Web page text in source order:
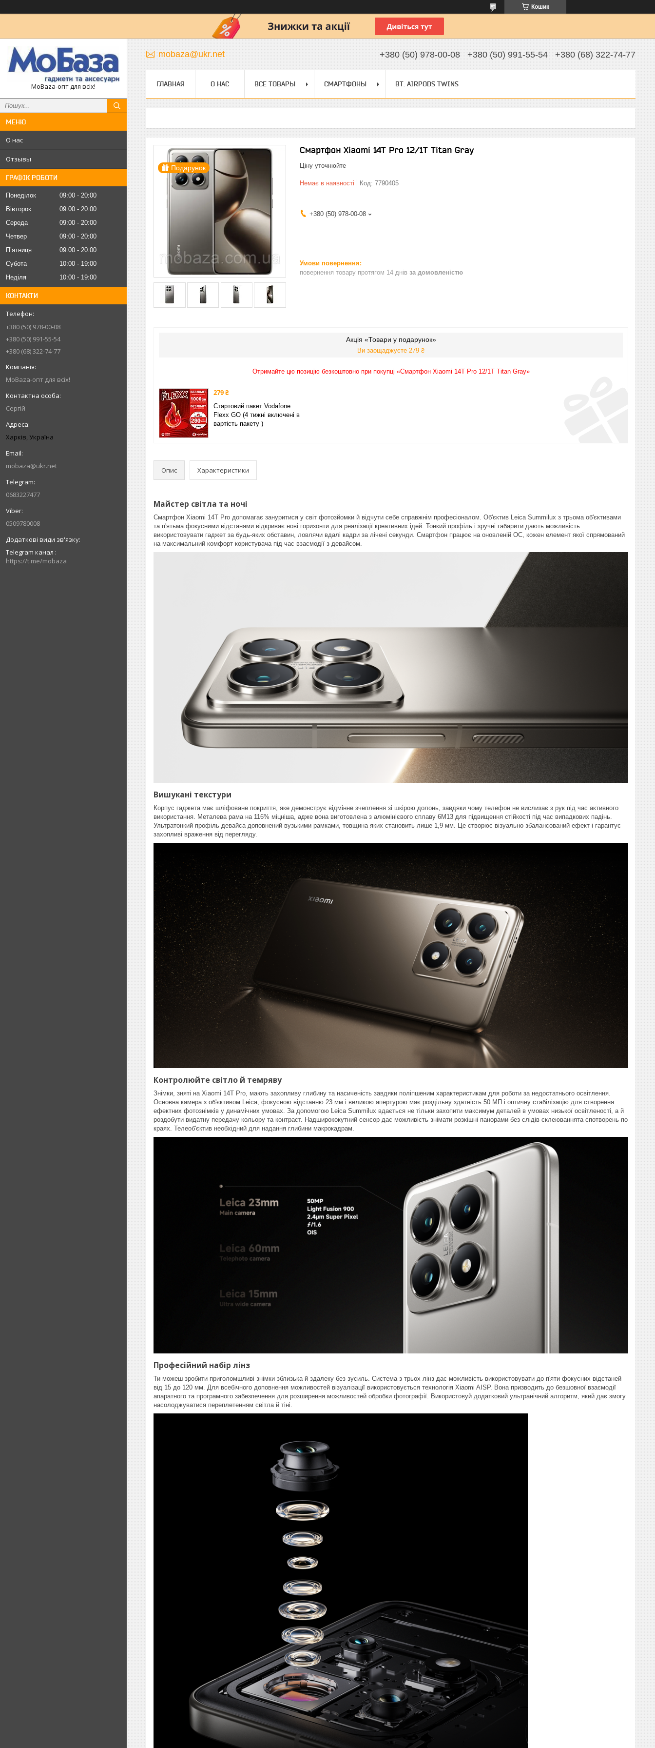
Кошик
MoBaza-опт для всіх!
О нас
Отзывы
ГРАФІК РОБОТИ
Понеділок 09:00
20:00
Вівторок
09:00
20:00
Середа
09:00
20:00
Четвер
09:00
20:00
Пʼятниця
09:00
20:00
Субота
10:00
19:00
Неділя
10:00 19:00
КОНТАКТИ
+380 (50) 978-00-08
+380 (50) 991-55-54
+380 (68) 322-74-77
MoBaza-опт для всіх!
Сергій
Харків, Україна
mobaza@ukr.net
0683227477
0509780008
Telegram канал
https://t.me/mobaza
mobaza@ukr.net +380 (50) 978-00-08 +380 (50) 991-55-54 +380 (68) 322-74-77
ГЛАВНАЯ О НАС ВСЕ ТОВАРЫ СМАРТФОНЫ BT. AIRPODS TWINS
Подарунок
Смартфон Xiaomi 14T Pro 12/1T Titan Gray
Ціну уточнюйте
Немає в наявності Код: 7790405
+380 (50) 978-00-08
повернення товару протягом 14 днів за домовленістю
Акція «Товари у подарунок»
Ви заощаджуєте 279 ₴
Отримайте цю позицію безкоштовно при покупці «Смартфон Xiaomi 14T Pro 12/1T Titan Gray»
279 ₴
Стартовий пакет Vodafone
Flexx GO (4 тижні включені в
вартість пакету )
Опис Характеристики
Майстер світла та ночі
Смартфон Xiaomi 14T Pro допомагає зануритися у світ фотозйомки й відчути себе справжнім професіоналом. Об'єктив Leica Summilux з трьома об'єктивами
та п'ятьма фокусними відстанями відкриває нові горизонти для реалізації креативних ідей. Тонкий профіль і зручні габарити дають можливість
використовувати гаджет за будь-яких обставин, ловлячи вдалі кадри за лічені секунди. Смартфон працює на оновленій ОС, кожен елемент якої спрямований
на максимальний комфорт користувача під час взаємодії з девайсом.
Вишукані текстури
Корпус гаджета має шліфоване покриття, яке демонструє відмінне зчеплення зі шкірою долонь, завдяки чому телефон не вислизає з рук під час активного
використання. Металева рама на 116% міцніша, адже вона виготовлена з алюмінієвого сплаву 6М13 для підвищення стійкості під час випадкових падінь.
Ультратонкий профіль девайса доповнений вузькими рамками, товщина яких становить лише 1,9 мм. Це створює візуально збалансований ефект і гарантує
захопливі враження від перегляду.
Контролюйте світло й темряву
Знімки, зняті на Xiaomi 14T Pro, мають захопливу глибину та насиченість завдяки поліпшеним характеристикам для роботи за недостатнього освітлення.
Основна камера з об'єктивом Leica, фокусною відстанню 23 мм і великою апертурою має роздільну здатність 50 МП і оптичну стабілізацію для створення
ефектних фотознімків у динамічних умовах. За допомогою Leica Summilux вдається не тільки захопити максимум деталей в умовах низької освітленості, а й
роздобути видатну передачу кольору та контраст. Надширококутний сенсор дає можливість знімати розкішні панорами без слідів склеюваннята спотворень по
краях. Телеоб'єктив необхідний для надання глибини макрокадрам.
Професійний набір лінз
Ти можеш зробити приголомшливі знімки зблизька й здалеку без зусиль. Система з трьох лінз дає можливість використовувати до п'яти фокусних відстаней
від 15 до 120 мм. Для всебічного доповнення можливостей візуалізації використовується технологія Xiaomi AISP. Вона призводить до безшовної взаємодії
апаратного та програмного забезпечення для розширення можливостей обробки фотографії. Використовуй додатковий ультранічний алгоритм, який дає змогу
насолоджуватися переплетенням світла й тіні.